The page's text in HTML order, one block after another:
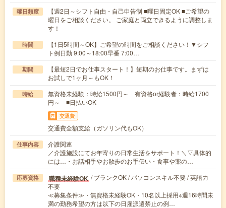
曜日頻度
【週2日～シフト自由・自己申告制 ■曜日固定OK ■ご希望の
曜日をご相談ください。 ご家庭と両立できるように調整しま
す！
時間
【1日5時間～OK】ご希望の時間をご相談ください！▼シフ
ト例日勤 9:00～18:00早番 7:00…
期間
【最短2日でお仕事スタート！】短期のお仕事です。まずは
お試しで1ヶ月～もOK！
時給
無資格未経験：時給1500円～ 有資格or経験者：時給1700
円～ ■日払いOK
交通費
交通費全額支給（ガソリン代もOK）
仕事内容
介護関連
／介護施設にてお年寄りの日常生活をサポート！＼▽具体的
には…・お話相手やお散歩のお手伝い・食事や薬の…
応募資格 職種未経験OK / ブランクOK / パソコンスキル不要 / 英語力
不要
≪募集条件≫・無資格未経験OK・10名以上採用※週16時間未
満の勤務希望の方は以下の日雇派遣禁止の例…